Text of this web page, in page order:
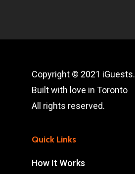
Copyright © 2021 iGuests.
Built with love in Toronto
All rights reserved.
Quick Links
How It Works